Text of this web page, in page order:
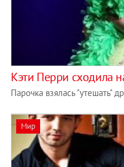
Кэти Перри сходила
Парочка взялась "утешать"
Мир